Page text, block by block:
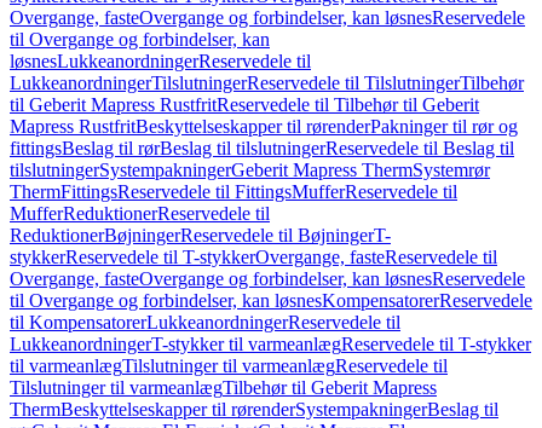
Overgange, fasteOvergange og forbindelser, kan løsnesReservedele
til Overgange og forbindelser, kan
løsnesLukkeanordningerReservedele til
LukkeanordningerTilslutningerReservedele til TilslutningerTilbehør
til Geberit Mapress RustfritReservedele til Tilbehør til Geberit
Mapress RustfritBeskyttelseskapper til rørenderPakninger til rør og
fittingsBeslag til rørBeslag til tilslutningerReservedele til Beslag til
tilslutningerSystempakningerGeberit Mapress ThermSystemrør
ThermFittingsReservedele til FittingsMufferReservedele til
MufferReduktionerReservedele til
ReduktionerBøjningerReservedele til BøjningerT-
stykkerReservedele til T-stykkerOvergange, fasteReservedele til
Overgange, fasteOvergange og forbindelser, kan løsnesReservedele
til Overgange og forbindelser, kan løsnesKompensatorerReservedele
til KompensatorerLukkeanordningerReservedele til
LukkeanordningerT-stykker til varmeanlægReservedele til T-stykker
til varmeanlægTilslutninger til varmeanlægReservedele til
Tilslutninger til varmeanlægTilbehør til Geberit Mapress
ThermBeskyttelseskapper til rørenderSystempakningerBeslag til